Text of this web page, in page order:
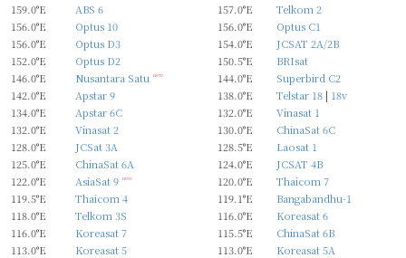
159.0°E
ABS 6 157.0°E
Telkom 2
156.0°E
Optus 10 156.0°E
Optus C1
156.0°E
Optus D3 154.0°E
JCSAT 2A/2B
152.0°E
Optus D2 150.5°E
BRIsat
146.0°E
Nusantara Satu new 144.0°E
Superbird C2
142.0°E
Apstar 9 138.0°E Telstar 18| 18v
134.0°E
Apstar 6C 132.0°E
Vinasat 1
132.0°E
Vinasat 2 130.0°E
ChinaSat 6C
128.0°E
JCSat 3A 128.5°E
Laosat 1
125.0°E
ChinaSat 6A 124.0°E
JCSAT 4B
122.0°E
AsiaSat 9 new 120.0°E
Thaicom 7
119.5°E
Thaicom 4 119.1°E
Bangabandhu-1
118.0°E
Telkom 3S 116.0°E
Koreasat 6
116.0°E
Koreasat 7 115.5°E
ChinaSat 6B
113.0°E
Koreasat 5 113.0°E
Koreasat 5A